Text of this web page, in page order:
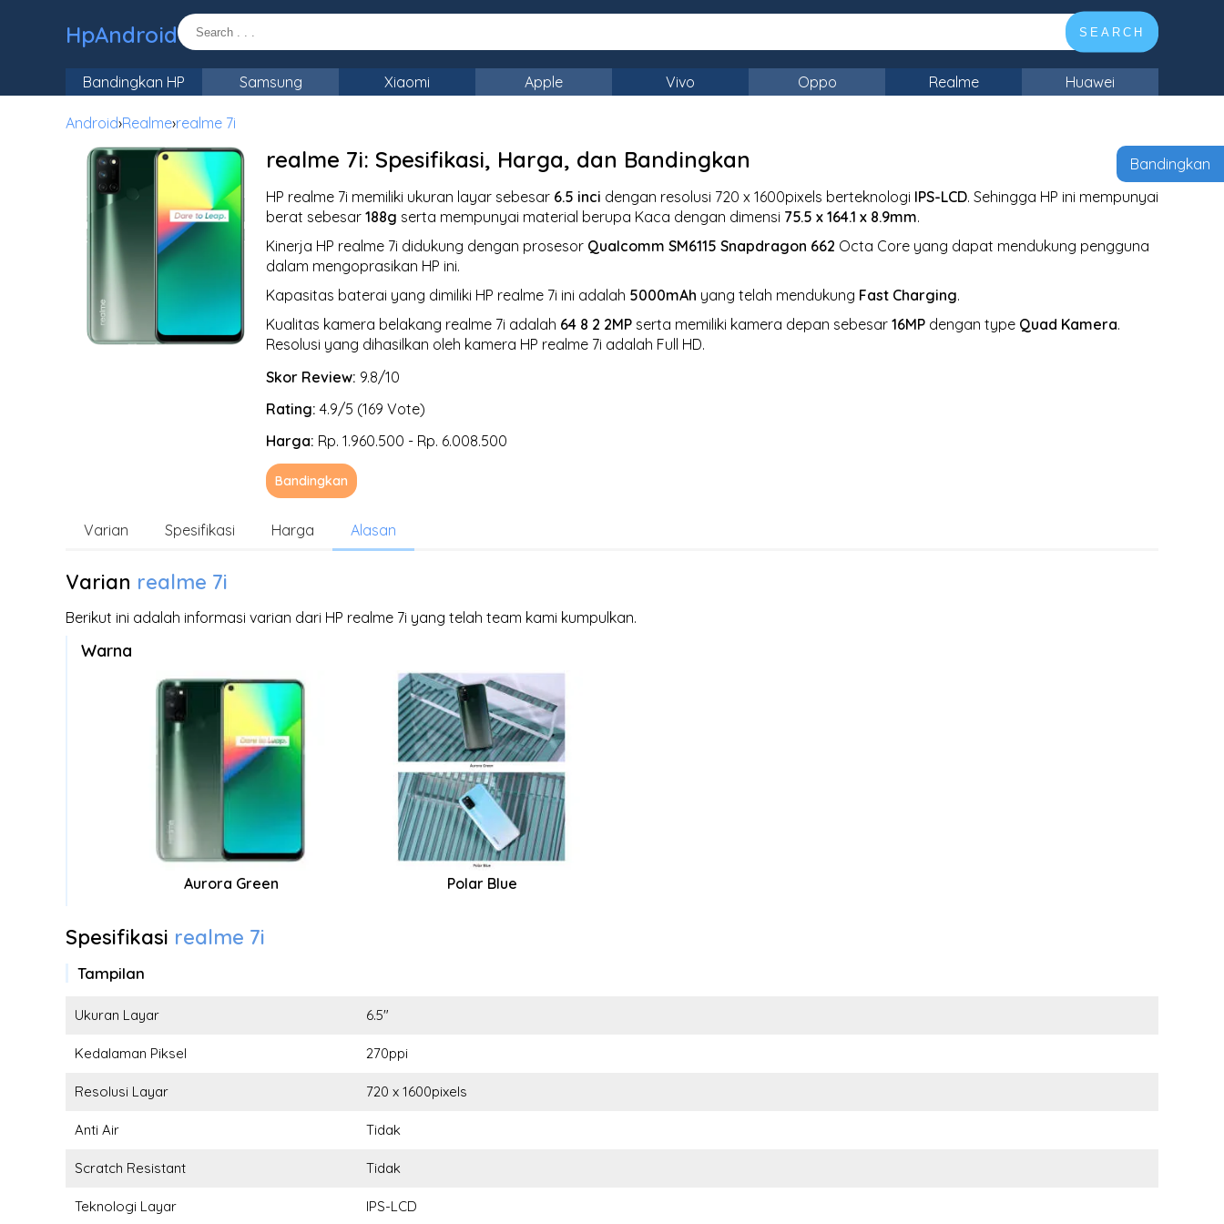
HpAndroid SEARCH
Bandingkan HP Samsung Xiaomi Apple Vivo Oppo Realme Huawei
Android›Realme›realme 7i
realme 7i: Spesifikasi, Harga, dan Bandingkan
HP realme 7i memiliki ukuran layar sebesar 6.5 inci dengan resolusi 720 x 1600pixels berteknologi IPS-LCD. Sehingga HP ini mempunyai
berat sebesar 188g serta mempunyai material berupa Kaca dengan dimensi 75.5 x 164.1 x 8.9mm.
Kinerja HP realme 7i didukung dengan prosesor Qualcomm SM6115 Snapdragon 662 Octa Core yang dapat mendukung pengguna
dalam mengoprasikan HP ini.
Kapasitas baterai yang dimiliki HP realme 7i ini adalah 5000mAh yang telah mendukung Fast Charging.
Kualitas kamera belakang realme 7i adalah 64 8 2 2MP serta memiliki kamera depan sebesar 16MP dengan type Quad Kamera.
Resolusi yang dihasilkan oleh kamera HP realme 7i adalah Full HD.
Skor Review: 9.8/10
Rating: 4.9/5 (169 Vote)
Harga: Rp. 1.960.500 - Rp. 6.008.500
Bandingkan
Varian Spesifikasi Harga Alasan
Varian realme 7i
Berikut ini adalah informasi varian dari HP realme 7i yang telah team kami kumpulkan.
Warna
Aurora Green Polar Blue
Spesifikasi realme 7i
Tampilan
Ukuran Layar 6.5"
Kedalaman Piksel 270ppi
Resolusi Layar 720 x 1600pixels
Anti Air Tidak
Scratch Resistant Tidak
Teknologi Layar IPS-LCD
Bandingkan